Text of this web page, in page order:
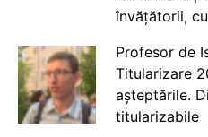
învățătorii,
Profesor de
Titularizare
așteptările.
titularizabile